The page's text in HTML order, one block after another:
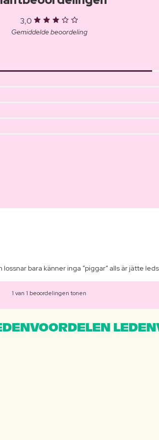
3,0
Gemiddelde beoordeling
bara känner inga ”piggar” alls är jätte
1 van 1 beoordelingen tonen